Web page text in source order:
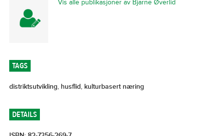
Vis alle publikasjoner av Bjarne Øverlid
TAGS
distriktsutvikling, husflid, kulturbasert næring
DETAILS